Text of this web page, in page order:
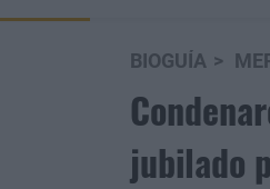
BIOGUÍA
jubilado